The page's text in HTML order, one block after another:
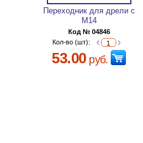
Переходник для дрели с
М14
Код № 04846
Кол-во (шт):
53.00руб.